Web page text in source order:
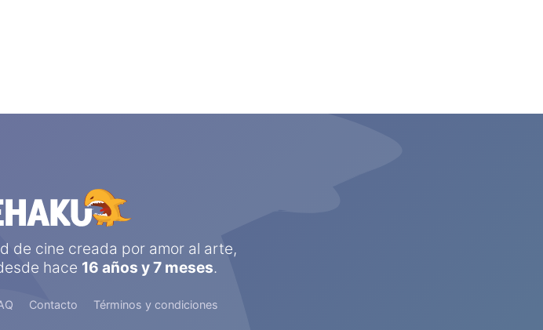
de cine creada por amor al arte,
hace 16 años y 7 meses.
Contacto Términos y condiciones